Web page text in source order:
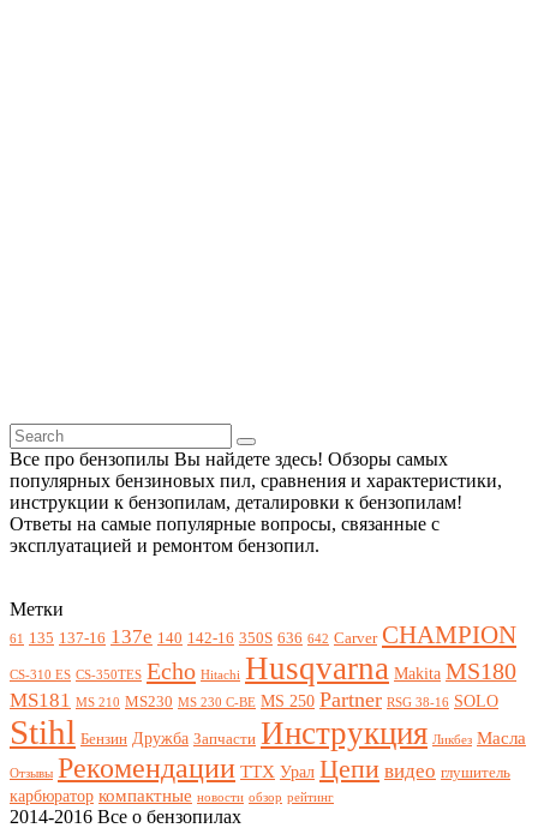
Все про бензопилы Вы найдете здесь! Обзоры самых
популярных бензиновых пил, сравнения и характеристики,
инструкции к бензопилам, деталировки к бензопилам!
Ответы на самые популярные вопросы, связанные с
эксплуатацией и ремонтом бензопил.
Метки
61 135 137-16 137e 140 142-16 350S 636 642 Carver CHAMPION
CS-310 ES CS-350TES Echo Hitachi Husqvarna Makita MS180
MS181 MS 210 MS230 MS 230 C-BE MS 250 Partner RSG 38-16 SOLO
Stihl Бензин Дружба Запчасти Инструкция Ликбез Масла
Отзывы Рекомендации ТТХ Урал Цепи видео глушитель
карбюратор компактные новости обзор рейтинг
2014-2016 Все о бензопилах